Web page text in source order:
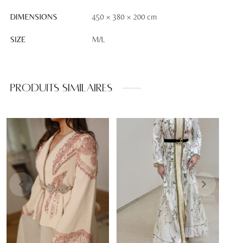
DIMENSIONS 450 × 380 × 200 cm
SIZE M/L
Produits similaires